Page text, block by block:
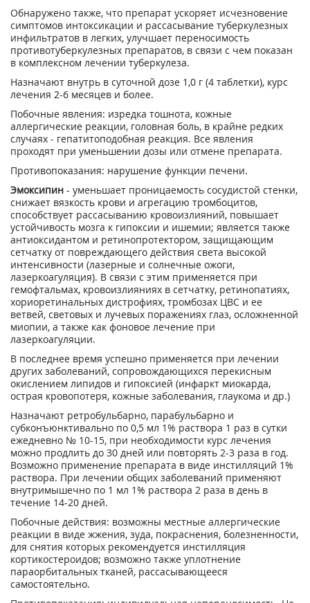
Обнаружено также, что препарат ускоряет исчезновение
симптомов интоксикации и рассасывание туберкулезных
инфильтратов в легких, улучшает переносимость
противотуберкулезных препаратов, в связи с чем показан
в комплексном лечении туберкулеза.
Назначают внутрь в суточной дозе 1,0 г (4 таблетки), курс
лечения 2-6 месяцев и более.
Побочные явления: изредка тошнота, кожные
аллергические реакции, головная боль, в крайне редких
случаях - гепатитоподобная реакция. Все явления
проходят при уменьшении дозы или отмене препарата.
Противопоказания: нарушение функции печени.
Эмоксипин - уменьшает проницаемость сосудистой стенки,
снижает вязкость крови и агрегацию тромбоцитов,
способствует рассасыванию кровоизлияний, повышает
устойчивость мозга к гипоксии и ишемии; является также
антиоксидантом и ретинопротектором, защищающим
сетчатку от повреждающего действия света высокой
интенсивности (лазерные и солнечные ожоги,
лазеркоагуляция). В связи с этим применяется при
гемофтальмах, кровоизлияниях в сетчатку, ретинопатиях,
хориоретинальных дистрофиях, тромбозах ЦВС и ее
ветвей, световых и лучевых поражениях глаз, осложненной
миопии, а также как фоновое лечение при
лазеркоагуляции.
В последнее время успешно применяется при лечении
других заболеваний, сопровождающихся перекисным
окислением липидов и гипоксией (инфаркт миокарда,
острая кровопотеря, кожные заболевания, глаукома и др.)
Назначают ретробульбарно, парабульбарно и
субконъюнктивально по 0,5 мл 1% раствора 1 раз в сутки
ежедневно № 10-15, при необходимости курс лечения
можно продлить до 30 дней или повторять 2-3 раза в год.
Возможно применение препарата в виде инстилляций 1%
раствора. При лечении общих заболеваний применяют
внутримышечно по 1 мл 1% раствора 2 раза в день в
течение 14-20 дней.
Побочные действия: возможны местные аллергические
реакции в виде жжения, зуда, покраснения, болезненности,
для снятия которых рекомендуется инстилляция
кортикостероидов; возможно также уплотнение
параорбитальных тканей, рассасывающееся
самостоятельно.